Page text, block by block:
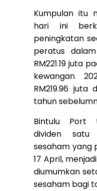
Kumpulan itu
hari ini
peningkatan
peratus
RM221.19 juta
kewangan
RM219.96
tahun
Bintulu Port
dividen
sesaham yang
17 April,
diumumkan
sesaham bagi